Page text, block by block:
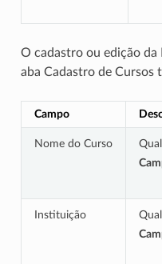
O cadastro ou edição da
aba Cadastro de Cursos
Campo
Nome do Curso
Instituição